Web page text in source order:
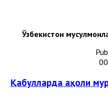
Ўзбекистон
Қабулларда аҳоли